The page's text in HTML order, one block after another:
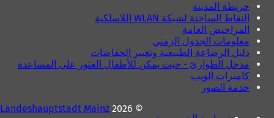
خريطة المدينة
النقاط الساخنة لشبكة WLAN اللاسلكية
المراحيض العامة
معلومات الجدول الزمني
دليل الرضاعة الطبيعية وتغيير الحفاضات
مدخل الطوارئ - حيث يمكن للأطفال العثور على المساعدة
كاميرات الويب
خدمة الصور
© 2026
Landeshauptstadt Mainz